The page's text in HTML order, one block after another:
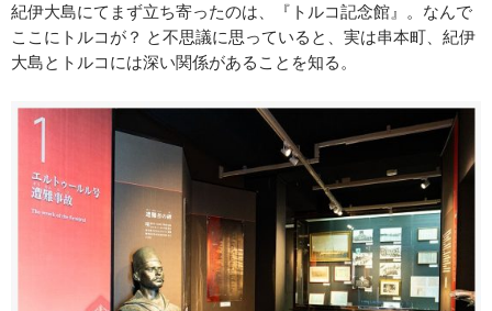
紀伊大島にてまず立ち寄ったのは、『トルコ記念館』。なんで
ここにトルコが？ と不思議に思っていると、実は串本町、紀伊
大島とトルコには深い関係があることを知る。